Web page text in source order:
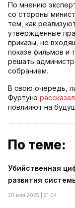
По мнению
со стороны
тем, как
утвержденные
приказы, не
показе фильмов и
решать
собранием.
В свою очередь,
Фуртунэ
повлияют на
По теме:
Убийственная
развития
30 мая 2025 | 21:04